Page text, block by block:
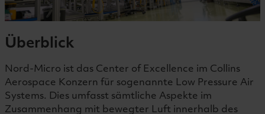
Überblick
Nord-Micro ist das Center of Excellence im Collins
Aerospace Konzern für sogenannte Low Pressure Air
Systems. Dies umfasst sämtliche Aspekte im
Zusammenhang mit bewegter Luft innerhalb des